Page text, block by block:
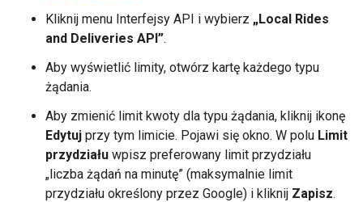
Kliknij menu Interfejsy API i wybierz „Local Rides
and Deliveries API”.
Aby wyświetlić limity, otwórz kartę każdego typu
żądania.
Aby zmienić limit kwoty dla typu żądania, kliknij ikonę
Edytuj przy tym limicie. Pojawi się okno. W polu Limit
przydziału wpisz preferowany limit przydziału
„liczba żądań na minutę” (maksymalnie limit
przydziału określony przez Google) i kliknij Zapisz.